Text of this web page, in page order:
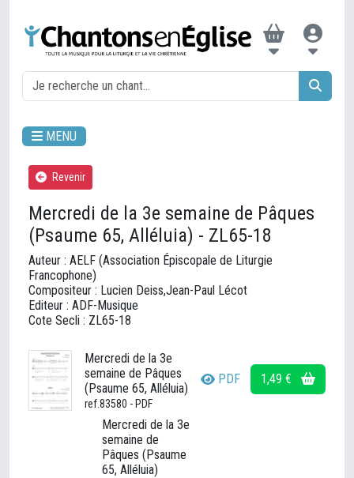
MENU
Revenir
Mercredi de la 3e semaine de Pâques
(Psaume 65, Alléluia) - ZL65-18
Auteur : AELF (Association Épiscopale de Liturgie
Francophone)
Compositeur : Lucien Deiss,Jean-Paul Lécot
Editeur : ADF-Musique
Cote Secli : ZL65-18
Mercredi de la 3e
semaine de Pâques
(Psaume 65, Alléluia)
ref.83580 - PDF
PDF 1,49 €
Mercredi de la 3e
semaine de
Pâques (Psaume
65, Alléluia)